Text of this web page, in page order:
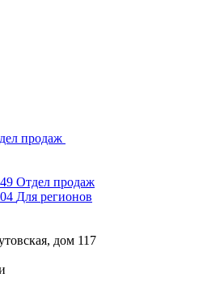
продаж
Отдел продаж
Для регионов
дом 117